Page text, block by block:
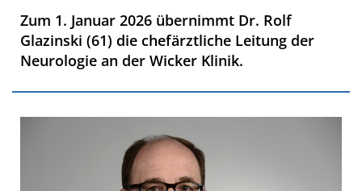
Zum 1. Januar 2026 übernimmt Dr. Rolf
Glazinski (61) die chefärztliche Leitung der
Neurologie an der Wicker Klinik.